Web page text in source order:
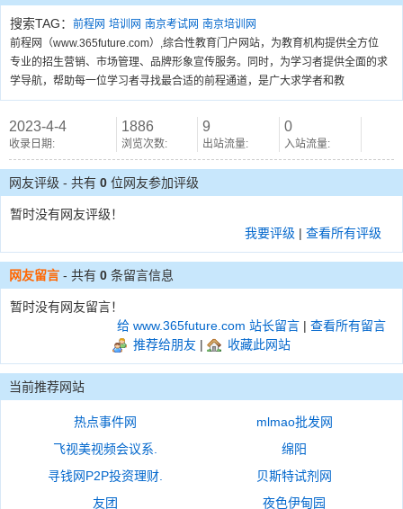
搜索TAG： 前程网 培训网 南京考试网 南京培训网
前程网（www.365future.com）,综合性教育门户网站，为教育机构提供全方位
专业的招生营销、市场管理、品牌形象宣传服务。同时，为学习者提供全面的求
学导航，帮助每一位学习者寻找最合适的前程通道，是广大求学者和教
2023-4-4
收录日期:
1886
浏览次数:
9
出站流量:
0
入站流量:
网友评级 - 共有 0 位网友参加评级
暂时没有网友评级！
我要评级 | 查看所有评级
网友留言 - 共有 0 条留言信息
暂时没有网友留言！
给 www.365future.com 站长留言 | 查看所有留言
推荐给朋友 | 收藏此网站
当前推荐网站
热点事件网
mlmao批发网
飞视美视频会议系.
绵阳
寻钱网P2P投资理财.
贝斯特试剂网
友团
夜色伊甸园